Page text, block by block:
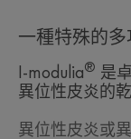
一種特殊的多
I-modulia® 是
異位性皮炎的
異位性皮炎或